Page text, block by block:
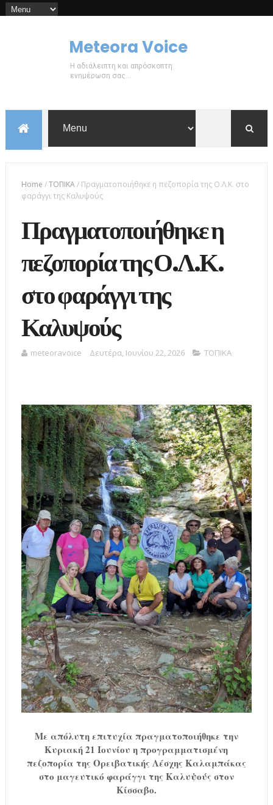
Meteora Voice
Η αδιάλειπτη και απρόσκοπτη
ενημέρωση σας...
Home /ΤΟΠΙΚΑ/ Πραγματοποιήθηκε η πεζοπορία της Ο.Λ.Κ. στο
φαράγγι της Καλυψούς
Πραγματοποιήθηκε η
πεζοπορία της Ο.Λ.Κ.
στο φαράγγι της
Καλυψούς
meteoravoice Δευτέρα, Ιουνίου 22, 2026 ΤΟΠΙΚΑ
Με απόλυτη επιτυχία πραγματοποιήθηκε την
Κυριακή 21 Ιουνίου η προγραμματισμένη
πεζοπορία της Ορειβατικής Λέσχης Καλαμπάκας
στο μαγευτικό φαράγγι της Καλυψούς στον
Κίσσαβο.